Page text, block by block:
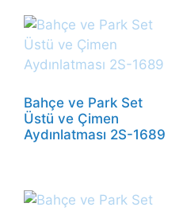
Bahçe ve Park Set
Üstü ve Çimen
Aydınlatması 2S-1689